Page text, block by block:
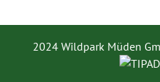
2024 Wildpark Müden